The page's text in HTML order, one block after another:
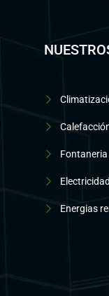
Fontaneria
Electricidad
Energias